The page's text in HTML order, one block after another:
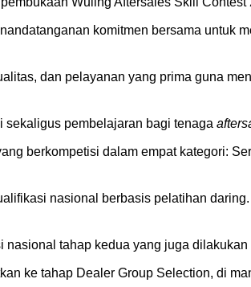
komitmen bersama untuk
dan pelayanan yang prima guna
pembelajaran bagi tenaga
berkompetisi dalam empat kategori:
nasional berbasis pelatihan
tahap kedua yang juga dilakukan
ke tahap Dealer Group Selection, di